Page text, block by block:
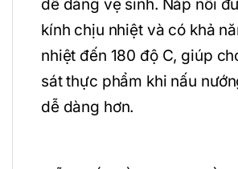
dễ dàng vệ sinh. Nắp nồi
kính chịu nhiệt và có khả
nhiệt đến 180 độ C, giúp
sát thực phẩm khi nấu
dễ dàng hơn.